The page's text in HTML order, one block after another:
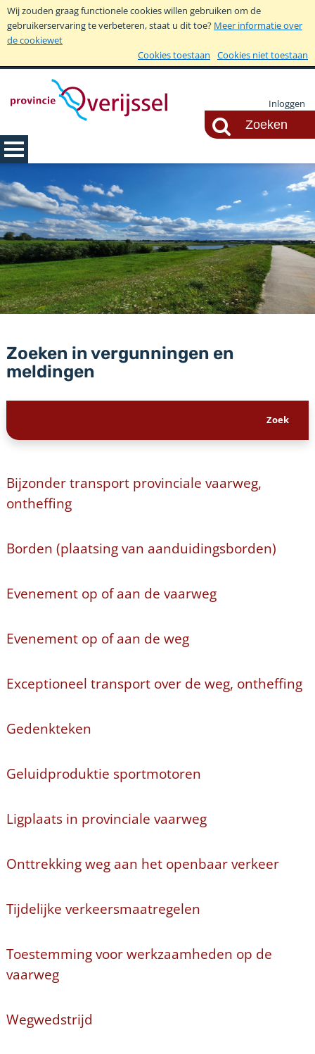
Wij zouden graag functionele cookies willen gebruiken om de
gebruikerservaring te verbeteren, staat u dit toe? Meer informatie over
de cookiewet
Cookies toestaan
Cookies niet toestaan
Inloggen
Zoeken in vergunningen en
meldingen
Bijzonder transport provinciale vaarweg,
ontheffing
Borden (plaatsing van aanduidingsborden)
Evenement op of aan de vaarweg
Evenement op of aan de weg
Exceptioneel transport over de weg, ontheffing
Gedenkteken
Geluidproduktie sportmotoren
Ligplaats in provinciale vaarweg
Onttrekking weg aan het openbaar verkeer
Tijdelijke verkeersmaatregelen
Toestemming voor werkzaamheden op de
vaarweg
Wegwedstrijd